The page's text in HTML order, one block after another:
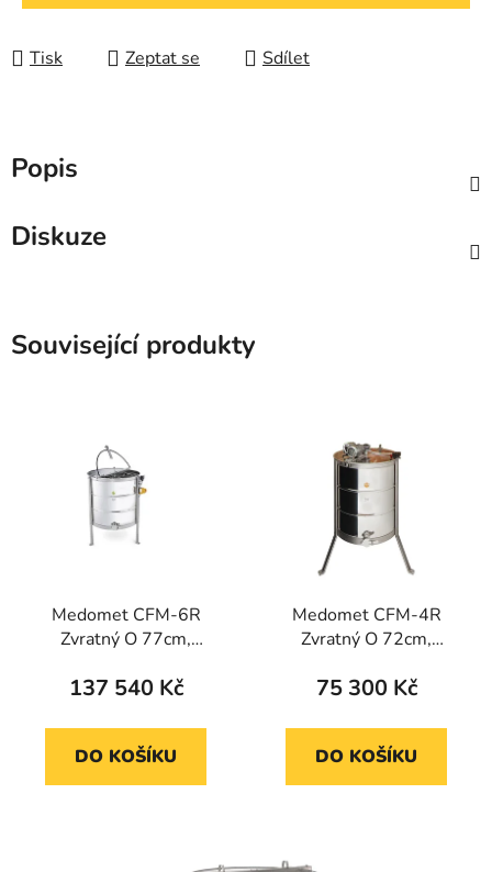
Tisk Zeptat se Sdílet
Popis
Diskuze
Související produkty
Medomet CFM-6R
Zvratný O 77cm,
r. 27cm
137 540 Kč
DO KOŠÍKU
Medomet CFM-4R
Zvratný O 72cm,
75 300 Kč
DO KOŠÍKU